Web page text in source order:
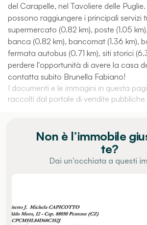
del Carapelle, nel Tavoliere delle
possono raggiungere i principali servizi
supermercato (0.82 km), poste (1.05
banca (0.82 km), bancomat (1.36 km),
fermata autobus (0.71 km), siti storici
perdere l'opportunità di avere la casa
contatta subito Brunella Fabiano!
I documenti e le immagini in questa
raccolti dal portale di vendite pubbliche
Non è l’immobile
te?
Dai un’occhiata a questi